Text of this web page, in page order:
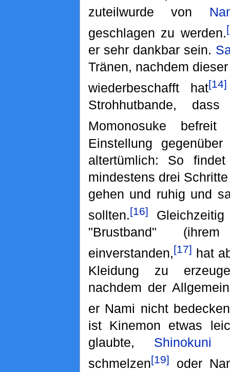
zuteilwurde von
geschlagen zu werden.
er sehr dankbar sein.
Tränen, nachdem
wiederbeschafft hat[14]
Strohhutbande,
Momonosuke befreit
Einstellung
altertümlich: So
mindestens drei
gehen und ruhig und
sollten.[16]
"Brustband"
einverstanden,[17] hat
Kleidung zu
nachdem der
er Nami nicht
ist Kinemon etwas
glaubte, Shinokuni
schmelzen[19]
oder